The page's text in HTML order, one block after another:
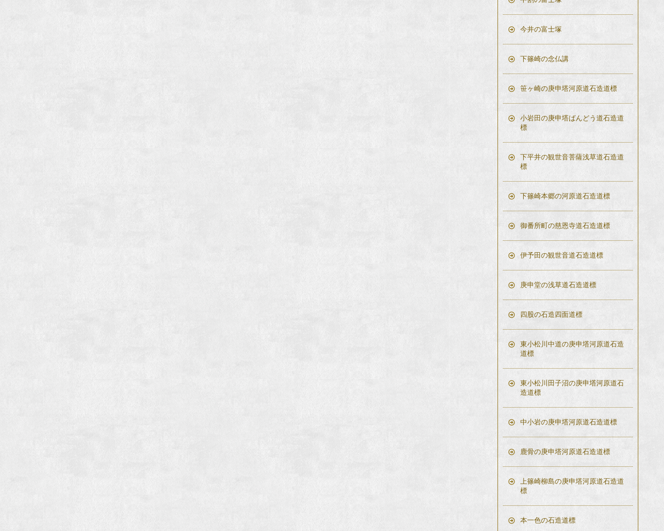
今井の富士塚
下篠崎の念仏講
笹ヶ崎の庚申塔河原道石造道標
小岩田の庚申塔ばんどう道石造道
標
下平井の観世音菩薩浅草道石造道
標
下篠崎本郷の河原道石造道標
御番所町の慈恩寺道石造道標
伊予田の観世音道石造道標
庚申堂の浅草道石造道標
四股の石造四面道標
東小松川中道の庚申塔河原道石造
道標
東小松川田子沼の庚申塔河原道石
造道標
中小岩の庚申塔河原道石造道標
鹿骨の庚申塔河原道石造道標
上篠崎柳島の庚申塔河原道石造道
標
本一色の石造道標